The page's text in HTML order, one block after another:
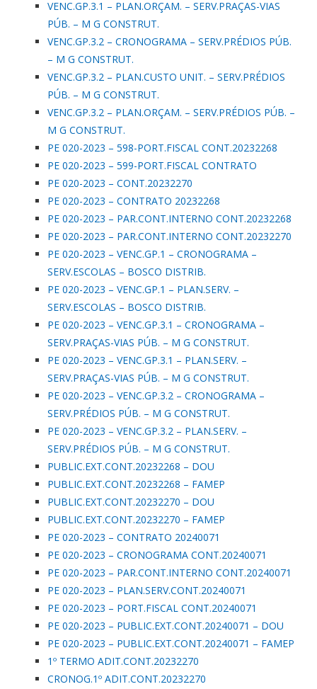
VENC.GP.3.1 – PLAN.ORÇAM. – SERV.PRAÇAS-VIAS
PÚB. – M G CONSTRUT.
VENC.GP.3.2 – CRONOGRAMA – SERV.PRÉDIOS PÚB.
– M G CONSTRUT.
VENC.GP.3.2 – PLAN.CUSTO UNIT. – SERV.PRÉDIOS
PÚB. – M G CONSTRUT.
VENC.GP.3.2 – PLAN.ORÇAM. – SERV.PRÉDIOS PÚB. –
M G CONSTRUT.
PE 020-2023 – 598-PORT.FISCAL CONT.20232268
PE 020-2023 – 599-PORT.FISCAL CONTRATO
PE 020-2023 – CONT.20232270
PE 020-2023 – CONTRATO 20232268
PE 020-2023 – PAR.CONT.INTERNO CONT.20232268
PE 020-2023 – PAR.CONT.INTERNO CONT.20232270
PE 020-2023 – VENC.GP.1 – CRONOGRAMA –
SERV.ESCOLAS – BOSCO DISTRIB.
PE 020-2023 – VENC.GP.1 – PLAN.SERV. –
SERV.ESCOLAS – BOSCO DISTRIB.
PE 020-2023 – VENC.GP.3.1 – CRONOGRAMA –
SERV.PRAÇAS-VIAS PÚB. – M G CONSTRUT.
PE 020-2023 – VENC.GP.3.1 – PLAN.SERV. –
SERV.PRAÇAS-VIAS PÚB. – M G CONSTRUT.
PE 020-2023 – VENC.GP.3.2 – CRONOGRAMA –
SERV.PRÉDIOS PÚB. – M G CONSTRUT.
PE 020-2023 – VENC.GP.3.2 – PLAN.SERV. –
SERV.PRÉDIOS PÚB. – M G CONSTRUT.
PUBLIC.EXT.CONT.20232268 – DOU
PUBLIC.EXT.CONT.20232268 – FAMEP
PUBLIC.EXT.CONT.20232270 – DOU
PUBLIC.EXT.CONT.20232270 – FAMEP
PE 020-2023 – CONTRATO 20240071
PE 020-2023 – CRONOGRAMA CONT.20240071
PE 020-2023 – PAR.CONT.INTERNO CONT.20240071
PE 020-2023 – PLAN.SERV.CONT.20240071
PE 020-2023 – PORT.FISCAL CONT.20240071
PE 020-2023 – PUBLIC.EXT.CONT.20240071 – DOU
PE 020-2023 – PUBLIC.EXT.CONT.20240071 – FAMEP
1º TERMO ADIT.CONT.20232270
CRONOG.1º ADIT.CONT.20232270